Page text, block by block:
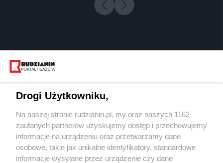
Wydawca mediów
Drogi Użytkowniku,
Na naszej stronie rudzianin.pl, my oraz naszych 1162
zaufanych partnerów uzyskujemy dostęp i przechowujemy
informacje na urządzeniu oraz przetwarzamy dane
osobowe, takie jak unikalne identyfikatory, standardowe
informacje wysyłane przez urządzenie czy dane